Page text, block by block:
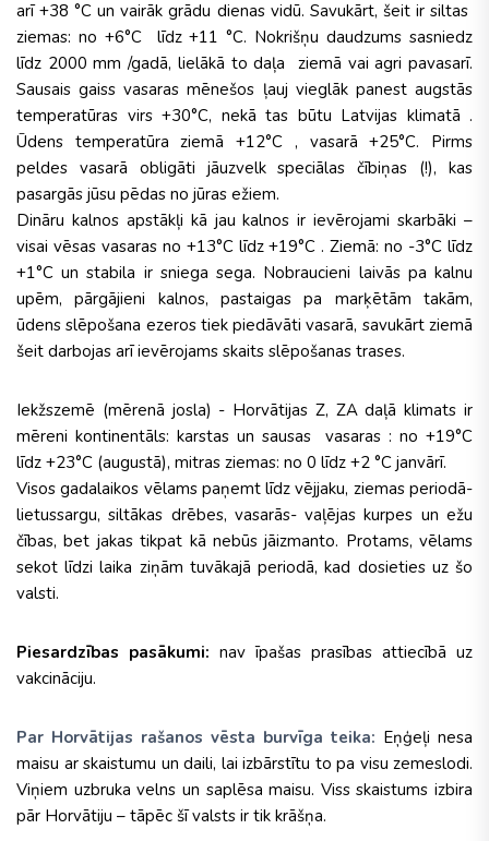
arī +38 °C un vairāk grādu dienas vidū. Savukārt, šeit ir siltas
ziemas: no +6°C līdz +11 °C. Nokrišņu daudzums sasniedz
līdz 2000 mm /gadā, lielākā to daļa ziemā vai agri pavasarī.
Sausais gaiss vasaras mēnešos ļauj vieglāk panest augstās
temperatūras virs +30°C, nekā tas būtu Latvijas klimatā .
Ūdens temperatūra ziemā +12°C , vasarā +25°C. Pirms
peldes vasarā obligāti jāuzvelk speciālas čībiņas (!), kas
pasargās jūsu pēdas no jūras ežiem.
Dināru kalnos apstākļi kā jau kalnos ir ievērojami skarbāki –
visai vēsas vasaras no +13°C līdz +19°C . Ziemā: no -3°C līdz
+1°C un stabila ir sniega sega. Nobraucieni laivās pa kalnu
upēm, pārgājieni kalnos, pastaigas pa marķētām takām,
ūdens slēpošana ezeros tiek piedāvāti vasarā, savukārt ziemā
šeit darbojas arī ievērojams skaits slēpošanas trases.
Iekžszemē (mērenā josla) - Horvātijas Z, ZA daļā klimats ir
mēreni kontinentāls: karstas un sausas vasaras : no +19°C
līdz +23°C (augustā), mitras ziemas: no 0 līdz +2 °C janvārī.
Visos gadalaikos vēlams paņemt līdz vējjaku, ziemas periodā-
lietussargu, siltākas drēbes, vasarās- vaļējas kurpes un ežu
čības, bet jakas tikpat kā nebūs jāizmanto. Protams, vēlams
sekot līdzi laika ziņām tuvākajā periodā, kad dosieties uz šo
valsti.
Piesardzības pasākumi: nav īpašas prasības attiecībā uz
vakcināciju.
Par Horvātijas rašanos vēsta burvīga teika: Eņģeļi nesa
maisu ar skaistumu un daili, lai izbārstītu to pa visu zemeslodi.
Viņiem uzbruka velns un saplēsa maisu. Viss skaistums izbira
pār Horvātiju – tāpēc šī valsts ir tik krāšņa.